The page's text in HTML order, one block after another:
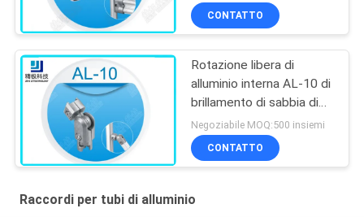
CONTATTO
Rotazione libera di
alluminio interna AL-10 di
brillamento di sabbia di
360 raccordi per tubi di
grado
Negoziabile MOQ:500 insiemi
CONTATTO
Raccordi per tubi di alluminio